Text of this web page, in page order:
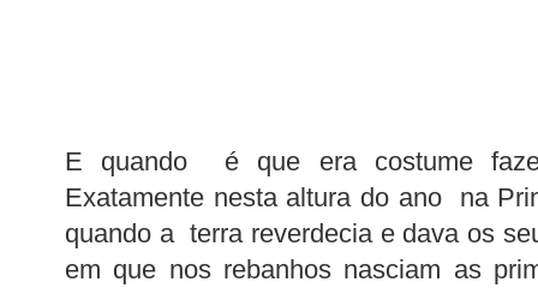
E quando é que era costume
Exatamente nesta altura do ano na
quando a terra reverdecia e dava os
em que nos rebanhos nasciam as